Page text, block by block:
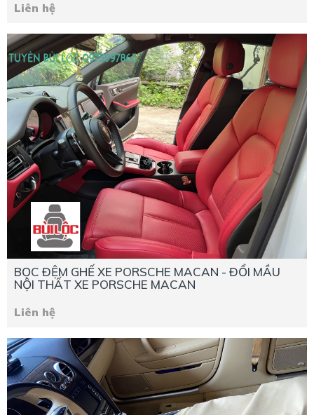
Liên hệ
BỌC ĐỆM GHẾ XE PORSCHE MACAN - ĐỔI MẦU
NỘI THẤT XE PORSCHE MACAN
Liên hệ